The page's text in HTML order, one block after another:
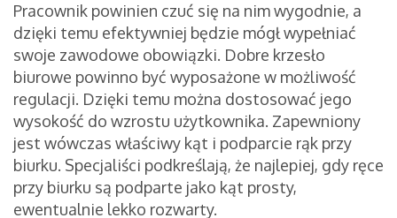
Pracownik powinien czuć się na nim wygodnie, a
dzięki temu efektywniej będzie mógł wypełniać
swoje zawodowe obowiązki. Dobre krzesło
biurowe powinno być wyposażone w możliwość
regulacji. Dzięki temu można dostosować jego
wysokość do wzrostu użytkownika. Zapewniony
jest wówczas właściwy kąt i podparcie rąk przy
biurku. Specjaliści podkreślają, że najlepiej, gdy ręce
przy biurku są podparte jako kąt prosty,
ewentualnie lekko rozwarty.